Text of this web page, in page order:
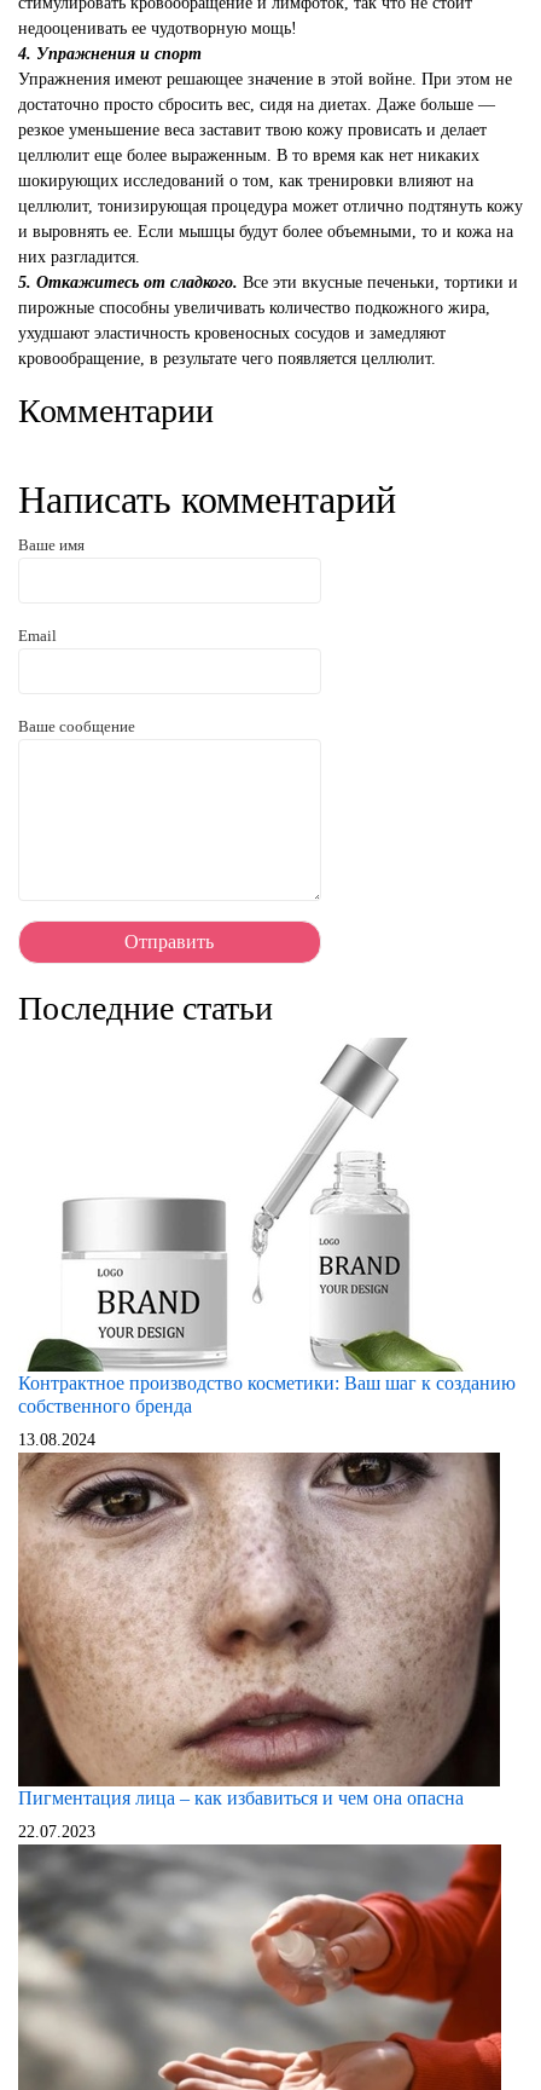
недооценивать ее чудотворную мощь!
4. Упражнения и спорт
Упражнения имеют решающее значение в этой войне. При этом не
достаточно просто сбросить вес, сидя на диетах. Даже больше —
резкое уменьшение веса заставит твою кожу провисать и делает
целлюлит еще более выраженным. В то время как нет никаких
шокирующих исследований о том, как тренировки влияют на
целлюлит, тонизирующая процедура может отлично подтянуть кожу
и выровнять ее. Если мышцы будут более объемными, то и кожа на
них разгладится.
5. Откажитесь от сладкого. Все эти вкусные печеньки, тортики и
пирожные способны увеличивать количество подкожного жира,
ухудшают эластичность кровеносных сосудов и замедляют
кровообращение, в результате чего появляется целлюлит.
Комментарии
Написать комментарий
Ваше имя
Email
Ваше сообщение
Последние статьи
Контрактное производство косметики: Ваш шаг к созданию
собственного бренда
13.08.2024
Пигментация лица – как избавиться и чем она опасна
22.07.2023